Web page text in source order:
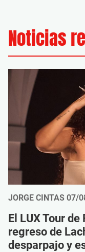
Noticias
JORGE CINTAS 07/
El LUX Tour
regreso de
desparpajo y